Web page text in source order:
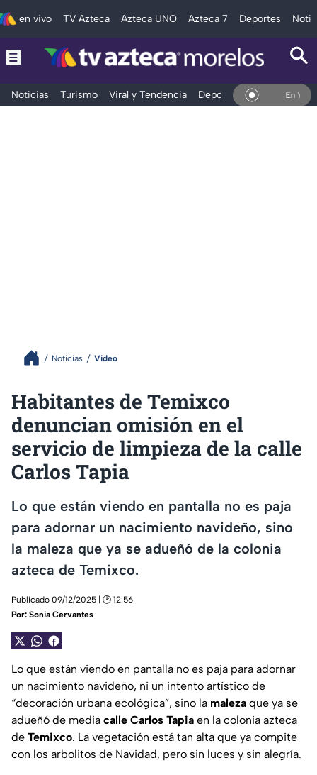
en vivo TV Azteca Azteca UNO Azteca 7 Deportes
Noticias Turismo Viral y Tendencia Deportes Espectáculos
En Vivo
Noticias Video
Habitantes de Temixco
denuncian omisión en el
servicio de limpieza de la calle
Carlos Tapia
Lo que están viendo en pantalla no es paja
para adornar un nacimiento navideño, sino
la maleza que ya se adueñó de la colonia
azteca de Temixco.
Publicado 09/12/2025 | 🕑 12:56
Por: Sonia Cervantes
Lo que están viendo en pantalla no es paja para adornar
un nacimiento navideño, ni un intento artístico de
“decoración urbana ecológica”, sino la maleza que ya se
adueñó de media calle Carlos Tapia en la colonia azteca
de Temixco. La vegetación está tan alta que ya compite
con los arbolitos de Navidad, pero sin luces y sin alegría.